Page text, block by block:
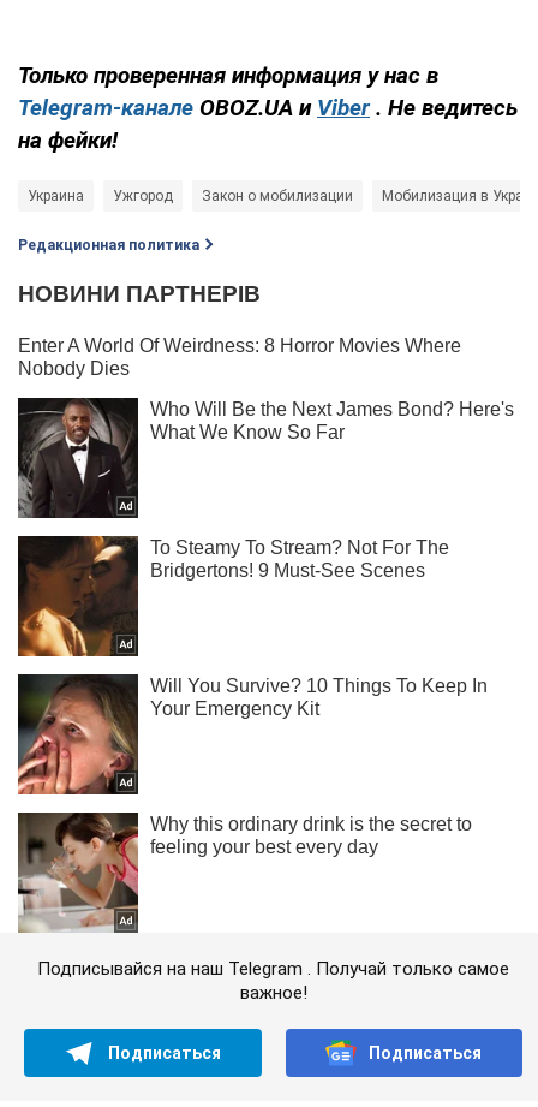
Только проверенная информация у нас в
Telegram-канале OBOZ.UA и Viber . Не ведитесь
на фейки!
Украина Ужгород Закон о мобилизации Мобилизация в
Редакционная политика
Подписывайся на наш Telegram . Получай только самое
важное!
Подписаться Подписаться